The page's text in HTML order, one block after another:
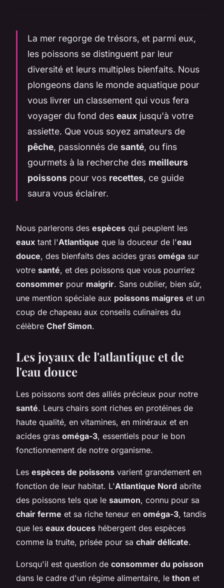
La mer regorge de trésors, et parmi eux,
les poissons se distinguent par leur
diversité et leurs multiples bienfaits. Nous
plongeons dans le monde aquatique pour
vous livrer un classement qui vous fera
voyager du fond des eaux jusqu'à votre
assiette. Que vous soyez amateurs de
pêche, passionnés de santé, ou fins
gourmets à la recherche des meilleurs
poissons pour vos recettes, ce guide
saura vous éclairer.
Nous parlerons des espèces qui peuplent les
eaux tant l'Atlantique que la douceur de l'eau
douce, des bienfaits des acides gras oméga sur
votre santé, et des poissons que vous pourriez
consommer pour maigrir. Sans oublier, bien sûr,
une mention spéciale aux poissons maigres et un
coup de chapeau aux conseils culinaires du
célèbre Chef Simon.
Les joyaux de l'atlantique et de
l'eau douce
Les poissons sont des alliés précieux pour notre
santé. Leurs chairs sont riches en protéines de
haute qualité, en vitamines, en minéraux et en
acides gras oméga-3, essentiels pour le bon
fonctionnement de notre organisme.
Les espèces de poissons varient grandement en
fonction de leur habitat. L'Atlantique Nord abrite
des poissons tels que le saumon, connu pour sa
chair ferme et sa riche teneur en oméga-3, tandis
que les eaux douces hébergent des espèces
comme la truite, prisée pour sa chair délicate.
Lorsqu'il est question de consommer du poisson
dans le cadre d'un régime alimentaire, le thon et